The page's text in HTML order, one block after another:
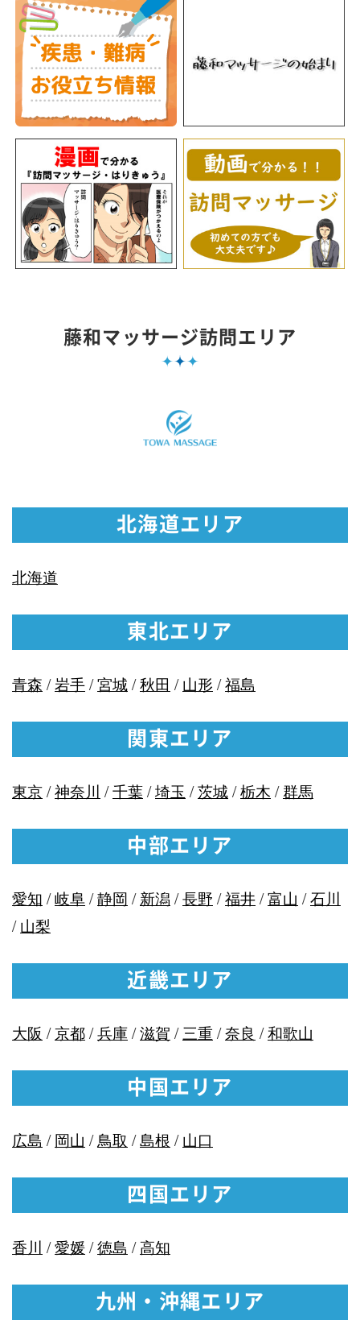
藤和マッサージ訪問エリア
北海道エリア
北海道
東北エリア
青森 /岩手/宮城/秋田 /山形 /福島
関東エリア
東京/神奈川 /千葉/埼玉 /茨城/栃木 /群馬
中部エリア
愛知 /岐阜/静岡 /新潟 /長野 /福井/富山 /石川
/山梨
近畿エリア
大阪 /京都/兵庫/滋賀 /三重 /奈良 /和歌山
中国エリア
広島 /岡山 /鳥取 /島根 /山口
四国エリア
香川 /愛媛/徳島 /高知
九州・沖縄エリア